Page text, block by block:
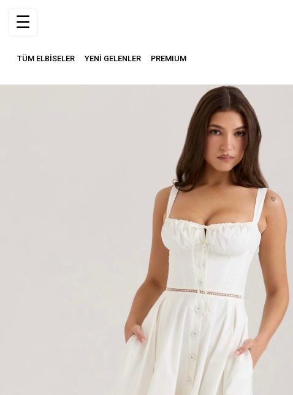
TÜM ELBİSELER YENİ GELENLER PREMIUM
☰